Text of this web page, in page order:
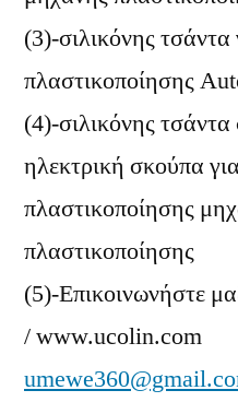
(3)-σιλικόνης
πλαστικοποίησης
(4)-σιλικόνης
ηλεκτρική σκούπα
πλαστικοποίησης
πλαστικοποίησης
(5)-Επικοινωνήστε
/ www.ucolin.com